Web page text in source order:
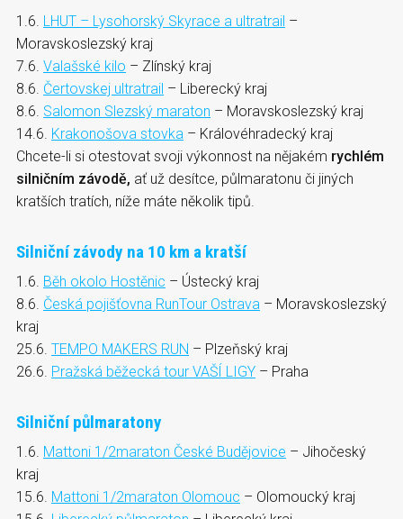
1.6. LHUT – Lysohorský Skyrace a ultratrail –
Moravskoslezský kraj
7.6. Valašské kilo – Zlínský kraj
8.6. Čertovskej ultratrail – Liberecký kraj
8.6. Salomon Slezský maraton – Moravskoslezský kraj
14.6. Krakonošova stovka – Královéhradecký kraj
Chcete-li si otestovat svoji výkonnost na nějakém rychlém
silničním závodě, ať už desítce, půlmaratonu či jiných
kratších tratích, níže máte několik tipů.
Silniční závody na 10 km a kratší
1.6. Běh okolo Hostěnic – Ústecký kraj
8.6. Česká pojišťovna RunTour Ostrava – Moravskoslezský
kraj
25.6. TEMPO MAKERS RUN – Plzeňský kraj
26.6. Pražská běžecká tour VAŠÍ LIGY – Praha
Silniční půlmaratony
1.6. Mattoni 1/2maraton České Budějovice – Jihočeský
kraj
15.6. Mattoni 1/2maraton Olomouc – Olomoucký kraj